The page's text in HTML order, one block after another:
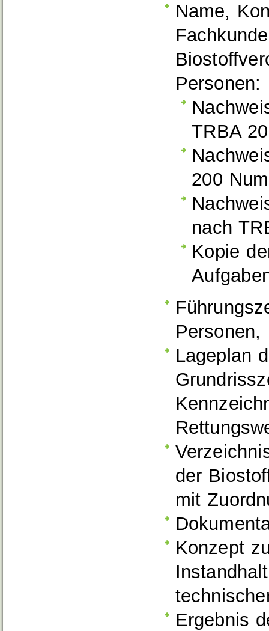
Name,
Personen:
TRBA
200
nach
Kopie
Personen,
Lageplan
der
mit
Konzept
Ergebnis